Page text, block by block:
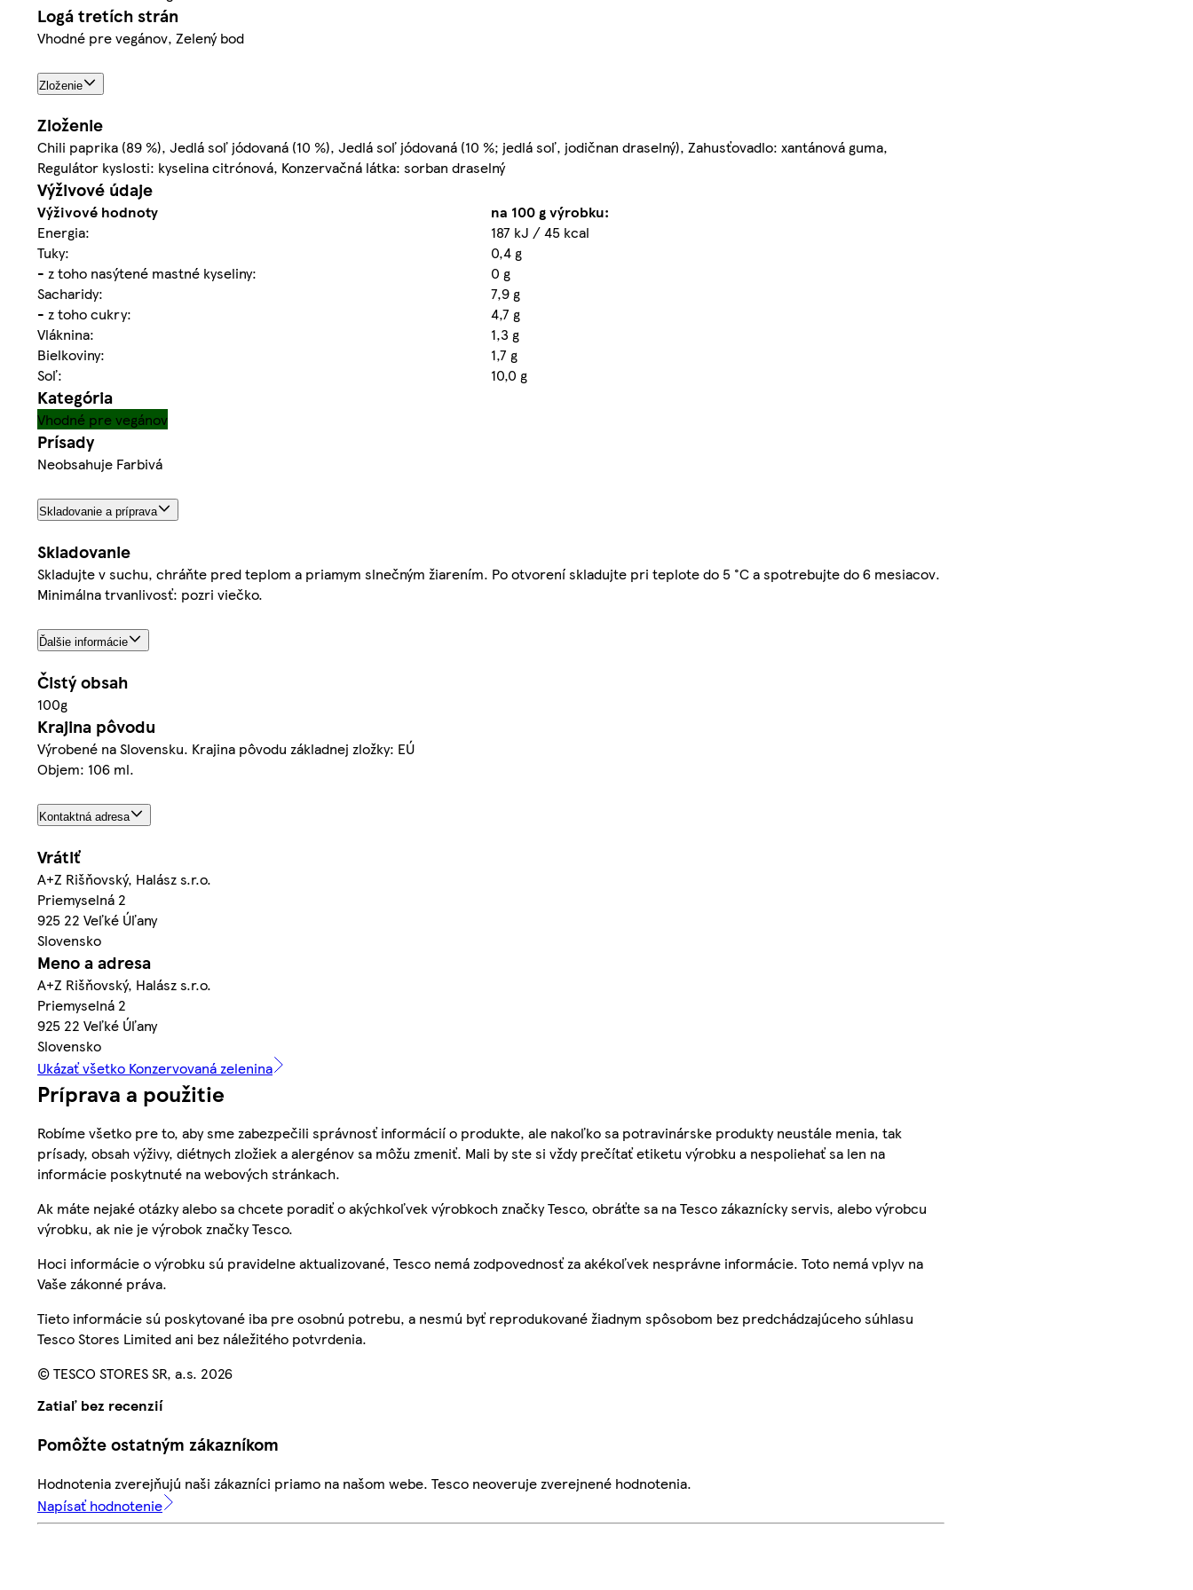
Logá tretích strán
Vhodné pre vegánov, Zelený bod
Zloženie
Zloženie
Chili paprika (89 %), Jedlá soľ jódovaná (10 %), Jedlá soľ jódovaná (10 %; jedlá soľ, jodičnan draselný), Zahusťovadlo: xantánová guma,
Regulátor kyslosti: kyselina citrónová, Konzervačná látka: sorban draselný
Výživové údaje
Výživové hodnoty
na 100 g výrobku:
Energia:
187 kJ / 45 kcal
Tuky:
0,4 g
- z toho nasýtené mastné kyseliny:
0 g
Sacharidy:
7,9 g
- z toho cukry:
4,7 g
Vláknina:
1,3 g
Bielkoviny:
1,7 g
Soľ:
10,0 g
Kategória
Vhodné pre vegánov
Prísady
Neobsahuje Farbivá
Skladovanie a príprava
Skladovanie
Skladujte v suchu, chráňte pred teplom a priamym slnečným žiarením. Po otvorení skladujte pri teplote do 5 °C a spotrebujte do 6 mesiacov.
Minimálna trvanlivosť: pozri viečko.
Ďalšie informácie
Čistý obsah
100g
Krajina pôvodu
Výrobené na Slovensku. Krajina pôvodu základnej zložky: EÚ
Objem: 106 ml.
Kontaktná adresa
Vrátiť
A+Z Rišňovský, Halász s.r.o.
Priemyselná 2
925 22 Veľké Úľany
Slovensko
Meno a adresa
A+Z Rišňovský, Halász s.r.o.
Priemyselná 2
925 22 Veľké Úľany
Slovensko
Ukázať všetko Konzervovaná zelenina
Príprava a použitie
Robíme všetko pre to, aby sme zabezpečili správnosť informácií o produkte, ale nakoľko sa potravinárske produkty neustále menia, tak
prísady, obsah výživy, diétnych zložiek a alergénov sa môžu zmeniť. Mali by ste si vždy prečítať etiketu výrobku a nespoliehať sa len na
informácie poskytnuté na webových stránkach.
Ak máte nejaké otázky alebo sa chcete poradiť o akýchkoľvek výrobkoch značky Tesco, obráťte sa na Tesco zákaznícky servis, alebo výrobcu
výrobku, ak nie je výrobok značky Tesco.
Hoci informácie o výrobku sú pravidelne aktualizované, Tesco nemá zodpovednosť za akékoľvek nesprávne informácie. Toto nemá vplyv na
Vaše zákonné práva.
Tieto informácie sú poskytované iba pre osobnú potrebu, a nesmú byť reprodukované žiadnym spôsobom bez predchádzajúceho súhlasu
Tesco Stores Limited ani bez náležitého potvrdenia.
© TESCO STORES SR, a.s. 2026
Zatiaľ bez recenzií
Pomôžte ostatným zákazníkom
Hodnotenia zverejňujú naši zákazníci priamo na našom webe. Tesco neoveruje zverejnené hodnotenia.
Napísať hodnotenie